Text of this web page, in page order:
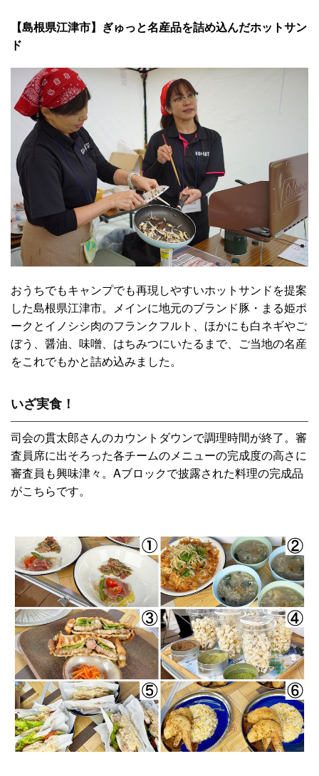
【島根県江津市】ぎゅっと名産品を詰め込んだホットサン
ド
おうちでもキャンプでも再現しやすいホットサンドを提案
した島根県江津市。メインに地元のブランド豚・まる姫ポ
ークとイノシシ肉のフランクフルト、ほかにも白ネギやご
ぼう、醤油、味噌、はちみつにいたるまで、ご当地の名産
をこれでもかと詰め込みました。
いざ実食！
司会の貫太郎さんのカウントダウンで調理時間が終了。審
査員席に出そろった各チームのメニューの完成度の高さに
審査員も興味津々。Aブロックで披露された料理の完成品
がこちらです。